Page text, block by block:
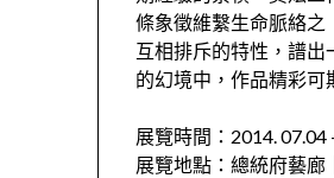
條象徵維繫生命脈絡之
互相排斥的特性，譜
的幻境中，作品精彩可
展覽時間：2014. 07.04
展覽地點：總統府藝廊